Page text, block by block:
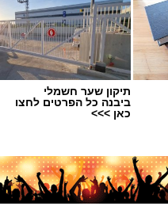
וההדרכה במוזיאון, לנהל
אירועי תוכן ופרויקטים ייחודיים
החינוך והקהילה.
גבוהה.
תיקון שער חשמלי
ביבנה כל הפרטים לחצו
כאן >>>